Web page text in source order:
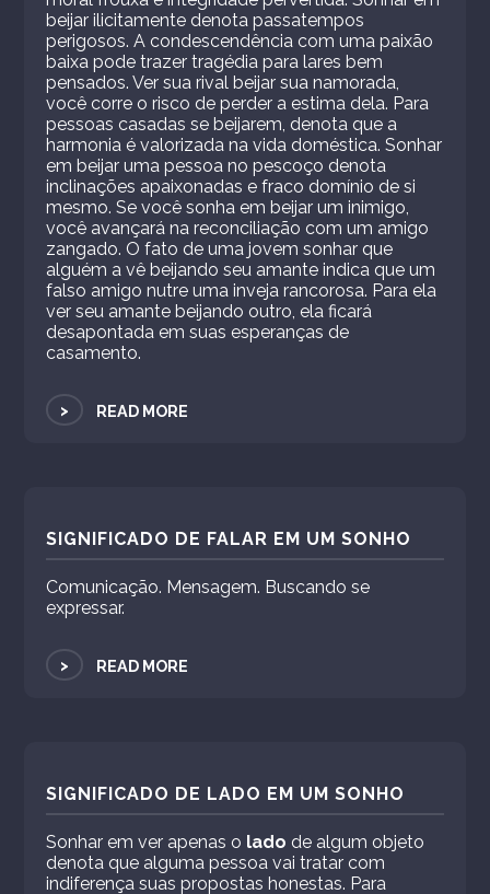
beijar ilicitamente denota passatempos
perigosos. A condescendência com uma paixão
baixa pode trazer tragédia para lares bem
pensados. Ver sua rival beijar sua namorada,
você corre o risco de perder a estima dela. Para
pessoas casadas se beijarem, denota que a
harmonia é valorizada na vida doméstica. Sonhar
em beijar uma pessoa no pescoço denota
inclinações apaixonadas e fraco domínio de si
mesmo. Se você sonha em beijar um inimigo,
você avançará na reconciliação com um amigo
zangado. O fato de uma jovem sonhar que
alguém a vê beijando seu amante indica que um
falso amigo nutre uma inveja rancorosa. Para ela
ver seu amante beijando outro, ela ficará
desapontada em suas esperanças de
casamento.
> READ MORE
SIGNIFICADO DE FALAR EM UM SONHO
Comunicação. Mensagem. Buscando se
expressar.
> READ MORE
SIGNIFICADO DE LADO EM UM SONHO
Sonhar em ver apenas o lado de algum objeto
denota que alguma pessoa vai tratar com
indiferença suas propostas honestas. Para